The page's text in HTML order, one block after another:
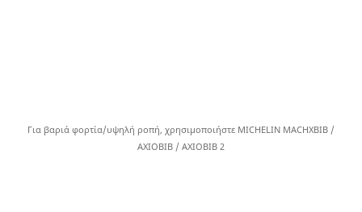
Για βαριά φορτία/υψηλή ροπή, χρησιμοποιήστε MICHELIN MACHXBIB /
AXIOBIB / AXIOBIB 2